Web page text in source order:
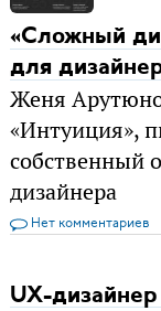
«Сложный
для
Женя
«Интуиция»,
собственный
дизайнера
Нет комментариев
UX-